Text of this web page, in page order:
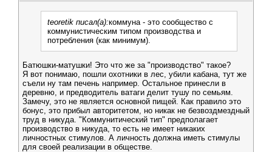
teoretik писал(а):коммуна - это сообщество с
коммунистическим типом производства и
потребления (как минимум).
Батюшки-матушки! Это что же за "производство" такое?
Я вот понимаю, пошли охотники в лес, убили кабана, тут же
съели ну там печень например. Остальное принесли в
деревню, и предводитель ватаги делит тушу по семьям.
Замечу, это не является основной пищей. Как правило это
бонус, это прибыл авторитетом, но никак не безвоздмездный
труд в никуда. "Коммунитический тип" предполагает
производство в никуда, то есть не имеет никаких
личностных стимулов. А личность должна иметь стимулы
для своей реализации в обществе.